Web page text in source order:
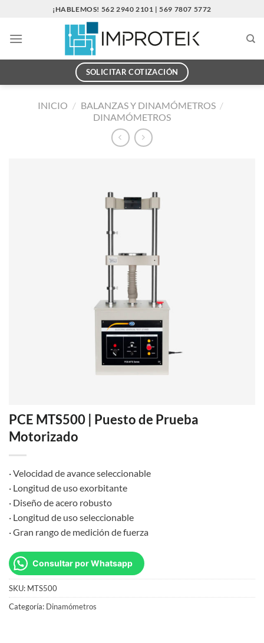
contenido
¡HABLEMOS! 562 2940 2101 | 569 7807 5772
SOLICITAR COTIZACIÓN
INICIO / BALANZAS Y DINAMÓMETROS /
DINAMÓMETROS
PCE MTS500 | Puesto de Prueba
Motorizado
· Velocidad de avance seleccionable
· Longitud de uso exorbitante
· Diseño de acero robusto
· Longitud de uso seleccionable
· Gran rango de medición de fuerza
Consultar por Whatsapp
SKU: MTS500
Categoría: Dinamómetros